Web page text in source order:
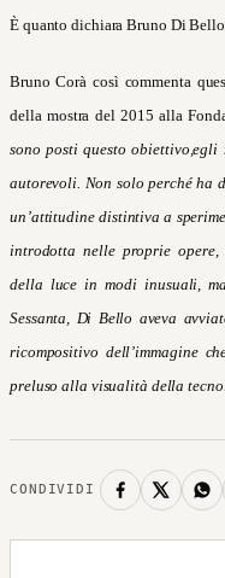
È quanto dichiara Bruno Di
Bruno Corà così commenta
della mostra del 2015 alla
sono posti questo
autorevoli. Non solo perché ha
un’attitudine distintiva a
introdotta nelle proprie
della luce in modi inusuali,
Sessanta, Di Bello aveva
ricompositivo dell’immagine
preluso alla visualità dellat
CONDIVIDI